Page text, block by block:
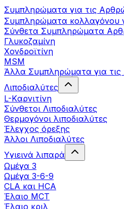
Συμπληρώματα για τις
Συμπληρώματα κολλαγόνου
Σύνθετα Συμπληρώματα
Γλυκοζαμίνη
Χονδροϊτίνη
MSM
Άλλα Συμπληρώματα για τις
Λιποδιαλύτες
L-Kαρνιτίνη
Σύνθετοι Λιποδιαλύτες
Θερμογόνοι λιποδιαλύτες
Έλεγχος όρεξης
Άλλοι Λιποδιαλύτες
Υγιεινά λιπαρά
Ωμέγα 3
Ωμέγα 3-6-9
CLA και HCA
Έλαιο MCT
Έλαιο κριλ